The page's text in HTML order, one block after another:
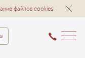
файлов cookies